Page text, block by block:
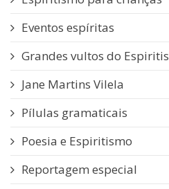
Eventos espíritas
Grandes vultos do
Jane Martins Vilela
Pílulas gramaticais
Poesia e Espiritismo
Reportagem especial